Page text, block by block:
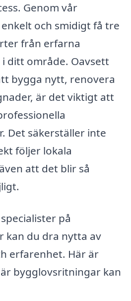
Genom vår
och smidigt få tre
från erfarna
ditt område. Oavsett
bygga nytt, renovera
är det viktigt att
Det säkerställer inte
följer lokala
att det blir så
på
kan du dra nytta av
erfarenhet. Här är
bygglovsritningar kan